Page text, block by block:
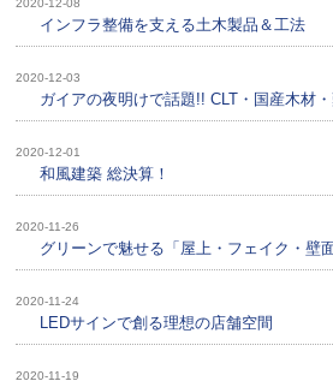
2020-12-08
インフラ整備を支える土木製品＆工法
2020-12-03
ガイアの夜明けで話題!! CLT・国産木材
2020-12-01
和風建築 総決算！
2020-11-26
グリーンで魅せる「屋上・フェイク・壁
2020-11-24
LEDサインで創る理想の店舗空間
2020-11-19